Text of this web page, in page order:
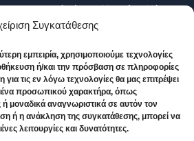
Συγκατάθεσης
εμπειρία, χρησιμοποιούμε τεχνολογίες
ή/και την πρόσβαση σε πληροφορίες
τις εν λόγω τεχνολογίες θα μας επιτρέψει
προσωπικού χαρακτήρα, όπως
μοναδικά αναγνωριστικά σε αυτόν τον
ή η ανάκληση της συγκατάθεσης, μπορεί να
λειτουργίες και δυνατότητες.
περιοχές όπωςΚουκάκι, Νέα
Παλαιό Φάληροκαι
άρθρα μας στις αναζητήσεις σας